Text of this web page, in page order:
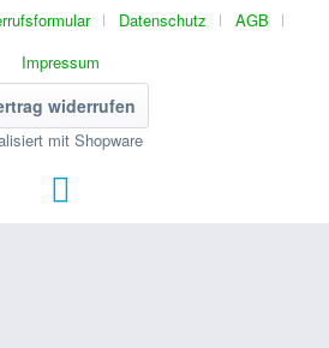
Datenschutz
AGB
Impressum
widerrufen
mit Shopware